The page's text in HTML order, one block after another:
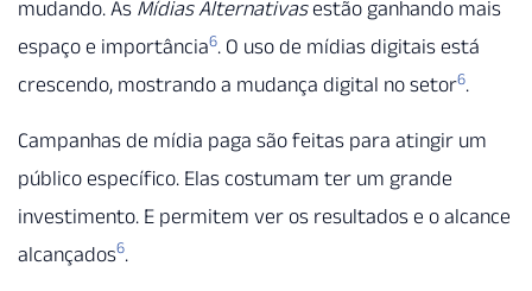
mudando. As Mídias Alternativasestão ganhando mais
espaço e importância6. O uso de mídias digitais está
crescendo, mostrando a mudança digital no setor6.
Campanhas de mídia paga são feitas para atingir um
público específico. Elas costumam ter um grande
investimento. E permitem ver os resultados e o alcance
alcançados6.